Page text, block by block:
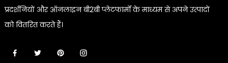
प्रदर्शनियों और ऑनलाइन बी2बी प्लेटफार्मों के माध्यम से अपने उत्पादों
को वितरित करते हैं।